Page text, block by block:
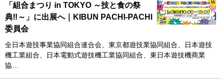
「組合まつり in TOKYO ～技と食の祭
典‼～」に出展へ｜KIBUN PACHI-PACHI
委員会
全日本遊技事業協同組合連合会、東京都遊技業協同組合、日本遊技
機工業組合、日本電動式遊技機工業協同組合、東日本遊技機商業
協…